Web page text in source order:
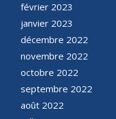
février 2023
janvier 2023
décembre 2022
novembre 2022
octobre 2022
septembre 2022
août 2022